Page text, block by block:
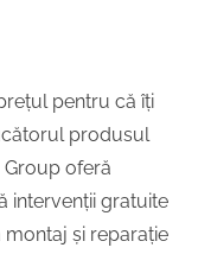
pentru că îți
produsul
Group oferă
intervenții gratuite
montaj și reparație